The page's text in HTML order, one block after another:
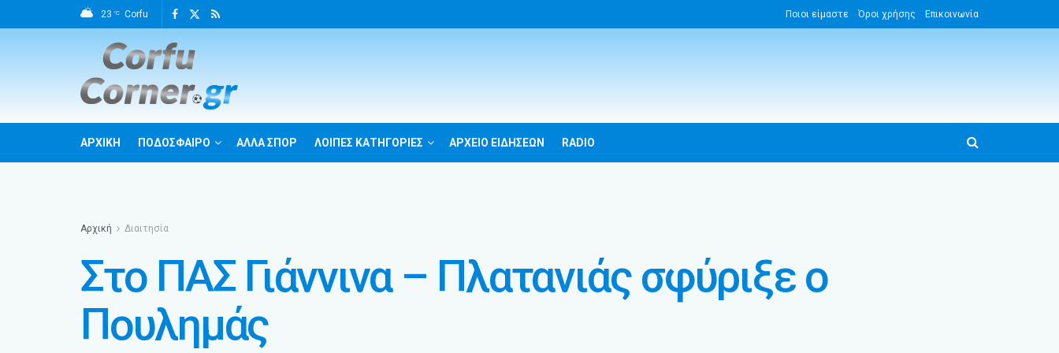
23 °C Corfu Ποιοι είμαστε Όροι χρήσης Επικοινωνία
ΑΡΧΙΚΗ ΠΟΔΟΣΦΑΙΡΟ ΑΛΛΑ ΣΠΟΡ ΛΟΙΠΕΣ ΚΑΤΗΓΟΡΙΕΣ ΑΡΧΕΙΟ ΕΙΔΗΣΕΩΝ RADIO
Αρχική Διαιτησία
Στο ΠΑΣ Γιάννινα – Πλατανιάς σφύριξε ο
Πουλημάς